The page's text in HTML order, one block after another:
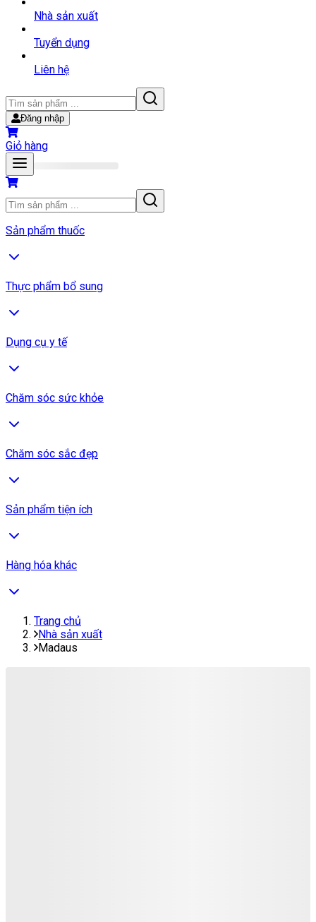
Nhà sản xuất
Tuyển dụng
Liên hệ
Đăng nhập
Giỏ hàng
Sản phẩm thuốc
Thực phẩm bổ sung
Dụng cụ y tế
Chăm sóc sức khỏe
Chăm sóc sắc đẹp
Sản phẩm tiện ích
Hàng hóa khác
Trang chủ
Nhà sản xuất
Madaus